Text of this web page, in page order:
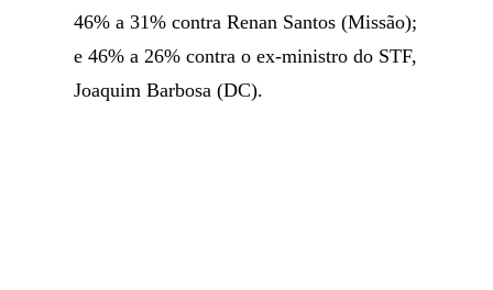
46% a 31% contra Renan Santos (Missão);
e 46% a 26% contra o ex-ministro do STF,
Joaquim Barbosa (DC).